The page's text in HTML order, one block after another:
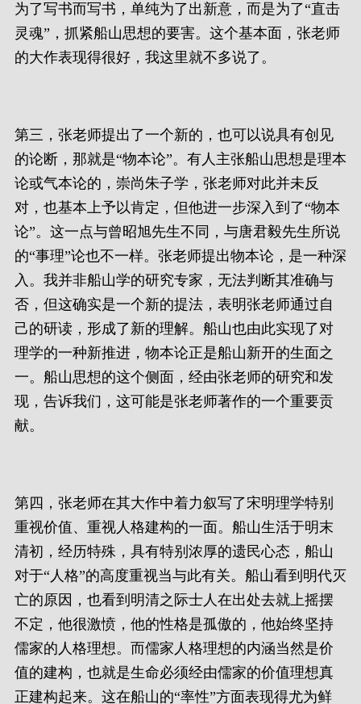
为了写书而写书，单纯为了出新意，而是为了“直击
灵魂”，抓紧船山思想的要害。这个基本面，张老师
的大作表现得很好，我这里就不多说了。
第三，张老师提出了一个新的，也可以说具有创见
的论断，那就是“物本论”。有人主张船山思想是理本
论或气本论的，崇尚朱子学，张老师对此并未反
对，也基本上予以肯定，但他进一步深入到了“物本
论”。这一点与曾昭旭先生不同，与唐君毅先生所说
的“事理”论也不一样。张老师提出物本论，是一种深
入。我并非船山学的研究专家，无法判断其准确与
否，但这确实是一个新的提法，表明张老师通过自
己的研读，形成了新的理解。船山也由此实现了对
理学的一种新推进，物本论正是船山新开的生面之
一。船山思想的这个侧面，经由张老师的研究和发
现，告诉我们，这可能是张老师著作的一个重要贡
献。
第四，张老师在其大作中着力叙写了宋明理学特别
重视价值、重视人格建构的一面。船山生活于明末
清初，经历特殊，具有特别浓厚的遗民心态，船山
对于“人格”的高度重视当与此有关。船山看到明代灭
亡的原因，也看到明清之际士人在出处去就上摇摆
不定，他很激愤，他的性格是孤傲的，他始终坚持
儒家的人格理想。而儒家人格理想的内涵当然是价
值的建构，也就是生命必须经由儒家的价值理想真
正建构起来。这在船山的“率性”方面表现得尤为鲜